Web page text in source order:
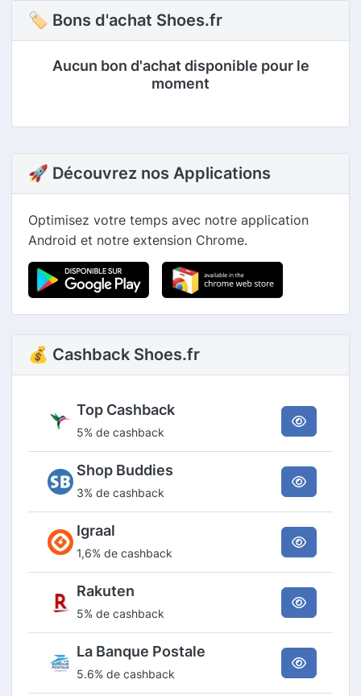
🏷 Bons d'achat Shoes.fr
Aucun bon d'achat disponible pour le
moment
🚀 Découvrez nos Applications
Optimisez votre temps avec notre application
Android et notre extension Chrome.
💰 Cashback Shoes.fr
Top Cashback
5% de cashback
Shop Buddies
3% de cashback
Igraal
1,6% de cashback
Rakuten
5% de cashback
La Banque Postale
5.6% de cashback